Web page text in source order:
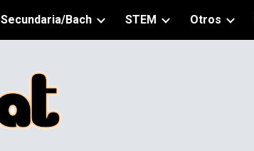
Skip to navigation
Secundaria/Bach STEM Otros